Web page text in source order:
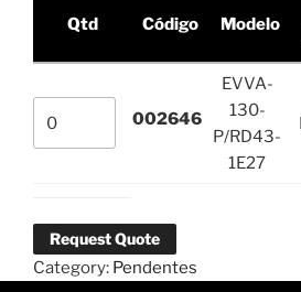
Qtd Código Modelo
002646
EVVA-
130-
P/RD43-
1E27
Request Quote
Category: Pendentes